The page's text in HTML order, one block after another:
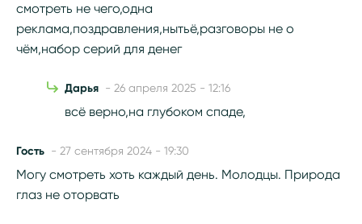
смотреть не чего,одна
реклама,поздравления,нытьё,разговоры не о
чём,набор серий для денег
Дарья - 26 апреля 2025 - 12:16
всё верно,на глубоком спаде,
Гость - 27 сентября 2024 - 19:30
Могу смотреть хоть каждый день. Молодцы. Природа
глаз не оторвать